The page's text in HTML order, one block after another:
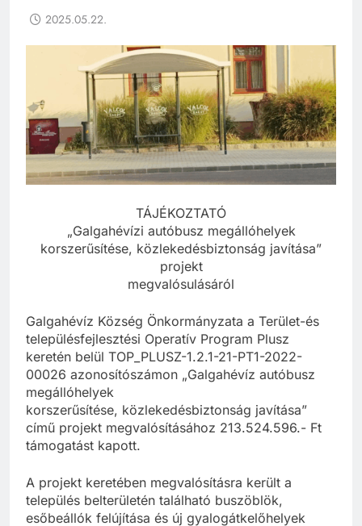
2025.05.22.
TÁJÉKOZTATÓ
„Galgahévízi autóbusz megállóhelyek
korszerűsítése, közlekedésbiztonság javítása”
projekt
megvalósulásáról
Galgahévíz Község Önkormányzata a Terület-és
településfejlesztési Operatív Program Plusz
keretén belül TOP_PLUSZ-1.2.1-21-PT1-2022-
00026 azonosítószámon „Galgahévíz autóbusz
megállóhelyek
korszerűsítése, közlekedésbiztonság javítása”
című projekt megvalósításához 213.524.596.- Ft
támogatást kapott.
A projekt keretében megvalósításra került a
település belterületén található buszöblök,
esőbeállók felújítása és új gyalogátkelőhelyek